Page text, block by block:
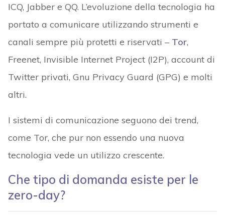
ICQ, Jabber e QQ. L’evoluzione della tecnologia ha
portato a comunicare utilizzando strumenti e
canali sempre più protetti e riservati – Tor,
Freenet, Invisible Internet Project (I2P), account di
Twitter privati, Gnu Privacy Guard (GPG) e molti
altri.
I sistemi di comunicazione seguono dei trend,
come Tor, che pur non essendo una nuova
tecnologia vede un utilizzo crescente.
Che tipo di domanda esiste per le
zero-day?